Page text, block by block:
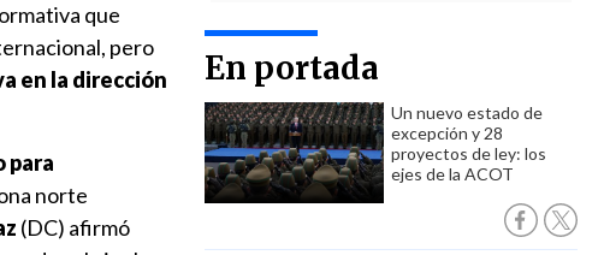
En portada
Un nuevo estado de
excepción y 28
proyectos de ley: los
ejes de la ACOT
que
pero
en la dirección
para
norte
(DC) afirmó